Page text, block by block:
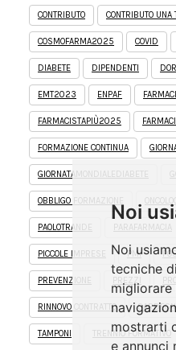
Noi
Noi
tecniche
migliorare
mostrarti
e annunci
CONTRIBUTO CONTRIBUTO UNA
COSMOFARMA2025 COVID
DIABETE DIPENDENTI
EMT2023 ENPAF
FARMACISTAPIÙ2025
FORMAZIONE CONTINUA
GIORNATAMONDIALEDIABETE
OBBLIGO FORMAZIONE
PAOLOTRANDE PARAFARMACIA
PICCOLE IMPRESE PMI
PREVENZIONE PREZZI
RINNOVO CONTRATTO
TAMPONI TRENNIO FORMATIVO